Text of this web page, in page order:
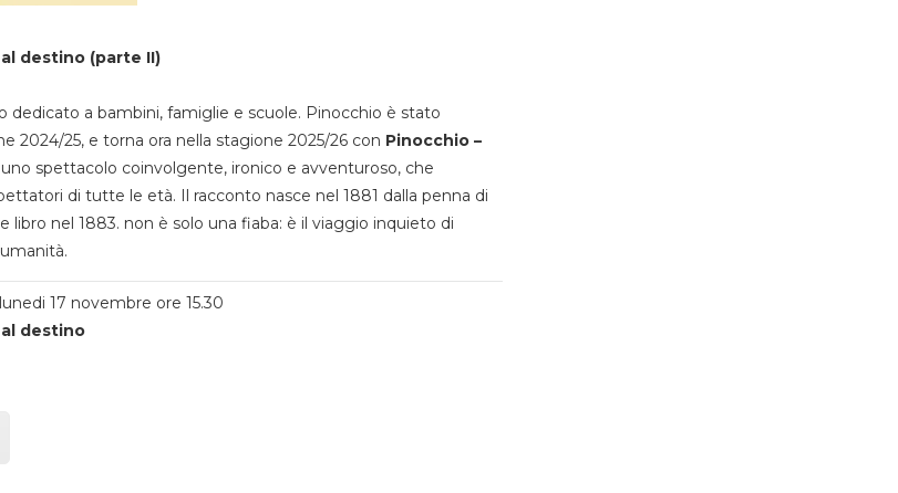
destino (parte II)
dedicato a bambini, famiglie e scuole. Pinocchio è stato
2024/25, e torna ora nella stagione 2025/26 con Pinocchio –
spettacolo coinvolgente, ironico e avventuroso, che
di tutte le età. Il racconto nasce nel 1881 dalla penna di
libro nel 1883. non è solo una fiaba: è il viaggio inquieto di
17 novembre ore 15.30
destino